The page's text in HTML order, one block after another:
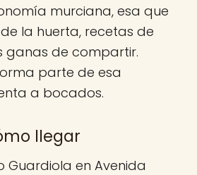
murciana, esa que
la huerta, recetas de
ganas de compartir.
parte de esa
a bocados.
llegar
Guardiola en Avenida